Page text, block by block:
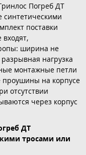
Погреб ДТ
синтетическими
поставки
ширина не
нагрузка
монтажные петли
на корпусе
отсутствии
через корпус
ДТ
тросами или